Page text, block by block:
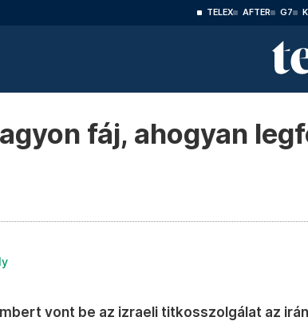
TELEX AFTER G7
fáj, ahogyan
vont be az izraeli titkosszolgálat az